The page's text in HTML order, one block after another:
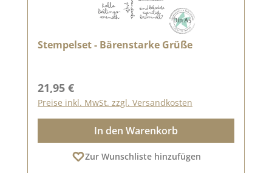
Stempelset - Bärenstarke Grüße
Regulärer Preis:
21,95 €
Preise inkl. MwSt. zzgl. Versandkosten
In den Warenkorb
Zur Wunschliste hinzufügen